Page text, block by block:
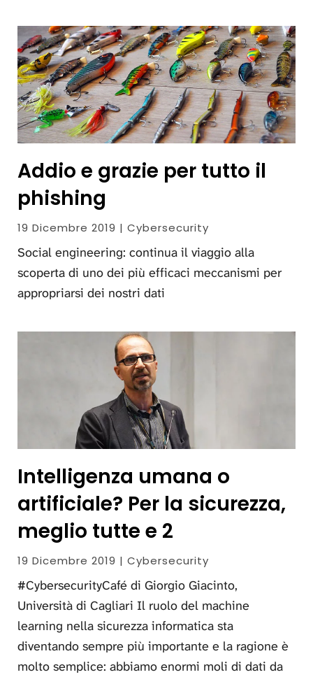
Addio e grazie per tutto il
phishing
19 Dicembre 2019 | Cybersecurity
Social engineering: continua il viaggio alla
scoperta di uno dei più efficaci meccanismi per
appropriarsi dei nostri dati
Intelligenza umana o
artificiale? Per la sicurezza,
meglio tutte e 2
19 Dicembre 2019 | Cybersecurity
#CybersecurityCafé di Giorgio Giacinto,
Università di Cagliari Il ruolo del machine
learning nella sicurezza informatica sta
diventando sempre più importante e la ragione è
molto semplice: abbiamo enormi moli di dati da